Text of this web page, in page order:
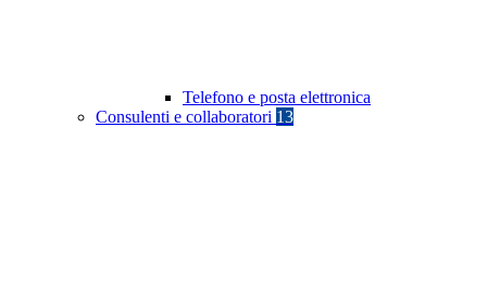
Telefono e posta elettronica
Consulenti e collaboratori 13